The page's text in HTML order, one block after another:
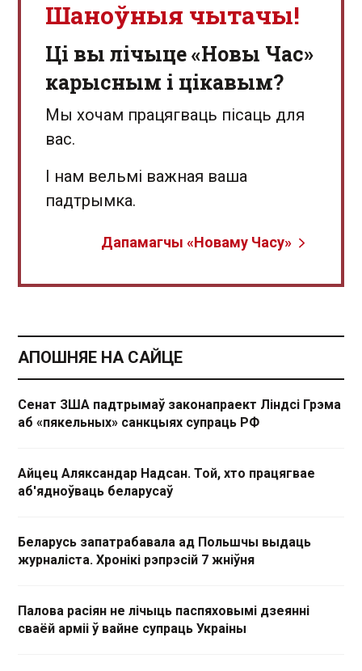
Шаноўныя чытачы!
Ці вы лічыце «Новы Час»
карысным і цікавым?
Мы хочам працягваць пісаць для
вас.
І нам вельмі важная ваша
падтрымка.
Дапамагчы «Новаму Часу»
АПОШНЯЕ НА САЙЦЕ
Сенат ЗША падтрымаў законапраект Ліндсі Грэма
аб «пякельных» санкцыях супраць РФ
Айцец Аляксандар Надсан. Той, хто працягвае
аб'ядноўваць беларусаў
Беларусь запатрабавала ад Польшчы выдаць
журналіста. Хронікі рэпрэсій 7 жніўня
Палова расіян не лічыць паспяховымі дзеянні
сваёй арміі ў вайне супраць Украіны